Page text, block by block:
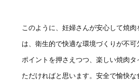
このように、妊婦さんが安心して焼肉
は、衛生的で快適な環境づくりが不
ポイントを押さえつつ、楽しい焼肉
ただければと思います。安全で愉快な